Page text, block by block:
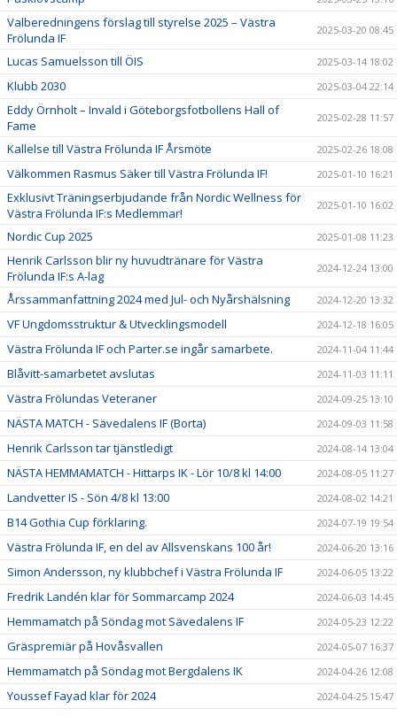
Valberedningens förslag till styrelse 2025 – Västra
Frölunda IF
2025-03-20 08:45
Lucas Samuelsson till ÖIS 2025-03-14 18:02
Klubb 2030 2025-03-04 22:14
Eddy Örnholt – Invald i Göteborgsfotbollens Hall of
Fame
2025-02-28 11:57
Kallelse till Västra Frölunda IF Årsmöte 2025-02-26 18:08
Välkommen Rasmus Säker till Västra Frölunda IF! 2025-01-10 16:21
Exklusivt Träningserbjudande från Nordic Wellness för
Västra Frölunda IF:s Medlemmar!
2025-01-10 16:02
Nordic Cup 2025 2025-01-08 11:23
Henrik Carlsson blir ny huvudtränare för Västra
Frölunda IF:s A-lag
2024-12-24 13:00
Årssammanfattning 2024 med Jul- och Nyårshälsning 2024-12-20 13:32
VF Ungdomsstruktur & Utvecklingsmodell 2024-12-18 16:05
Västra Frölunda IF och Parter.se ingår samarbete. 2024-11-04 11:44
Blåvitt-samarbetet avslutas 2024-11-03 11:11
Västra Frölundas Veteraner 2024-09-25 13:10
NÄSTA MATCH - Sävedalens IF (Borta) 2024-09-03 11:58
Henrik Carlsson tar tjänstledigt 2024-08-14 13:04
NÄSTA HEMMAMATCH - Hittarps IK - Lör 10/8 kl 14:00 2024-08-05 11:27
Landvetter IS - Sön 4/8 kl 13:00 2024-08-02 14:21
B14 Gothia Cup förklaring. 2024-07-19 19:54
Västra Frölunda IF, en del av Allsvenskans 100 år! 2024-06-20 13:16
Simon Andersson, ny klubbchef i Västra Frölunda IF 2024-06-05 13:22
Fredrik Landén klar för Sommarcamp 2024 2024-06-03 14:45
Hemmamatch på Söndag mot Sävedalens IF 2024-05-23 12:22
Gräspremiär på Hovåsvallen 2024-05-07 16:37
Hemmamatch på Söndag mot Bergdalens IK 2024-04-26 12:08
Youssef Fayad klar för 2024 2024-04-25 15:47